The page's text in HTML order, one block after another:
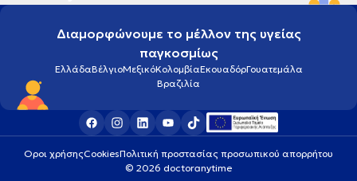
Διαμορφώνουμε το μέλλον της υγείας
παγκοσμίως
ΕλλάδαΒέλγιοΜεξικόΚολομβίαΕκουαδόρΓουατεμάλα
Βραζιλία
Οροι χρήσηςCookiesΠολιτική προστασίας προσωπικού απορρήτου
© 2026 doctoranytime